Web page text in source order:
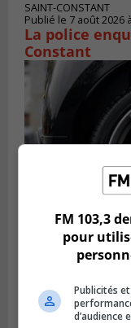
SAINT-CONSTANT
Publié le 7 août 2026
La police
Constant
Des jeunes
le Défi écrou
FM 103,3
pour
Publicités
d’audience